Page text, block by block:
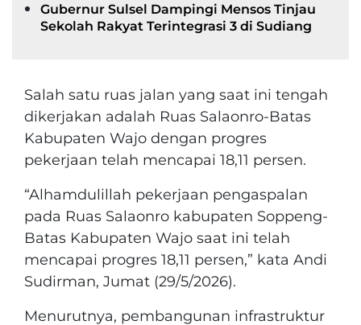
Gubernur Sulsel Dampingi Mensos Tinjau
Sekolah Rakyat Terintegrasi 3 di Sudiang
Salah satu ruas jalan yang saat ini tengah
dikerjakan adalah Ruas Salaonro-Batas
Kabupaten Wajo dengan progres
pekerjaan telah mencapai 18,11 persen.
“Alhamdulillah pekerjaan pengaspalan
pada Ruas Salaonro kabupaten Soppeng-
Batas Kabupaten Wajo saat ini telah
mencapai progres 18,11 persen,” kata Andi
Sudirman, Jumat (29/5/2026).
Menurutnya, pembangunan infrastruktur